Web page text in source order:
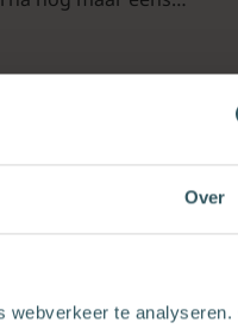
Over
te analyseren.